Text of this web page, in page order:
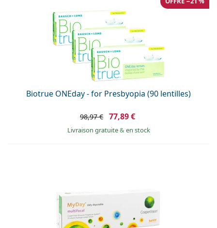
Biotrue ONEday - for Presbyopia (90 lentilles)
98,97 € 77,89 €
Livraison gratuite& en stock